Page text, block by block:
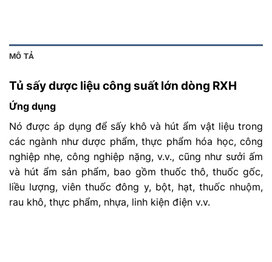
MÔ TẢ
Tủ sấy dược liệu công suất lớn dòng RXH
Ứng dụng
Nó được áp dụng để sấy khô và hút ẩm vật liệu trong
các ngành như dược phẩm, thực phẩm hóa học, công
nghiệp nhẹ, công nghiệp nặng, v.v., cũng như sưởi ấm
và hút ẩm sản phẩm, bao gồm thuốc thô, thuốc gốc,
liều lượng, viên thuốc đông y, bột, hạt, thuốc nhuộm,
rau khô, thực phẩm, nhựa, linh kiện điện v.v.